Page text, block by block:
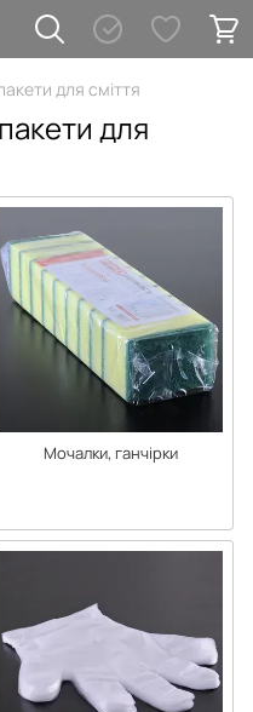
для сміття
для
Мочалки, ганчірки